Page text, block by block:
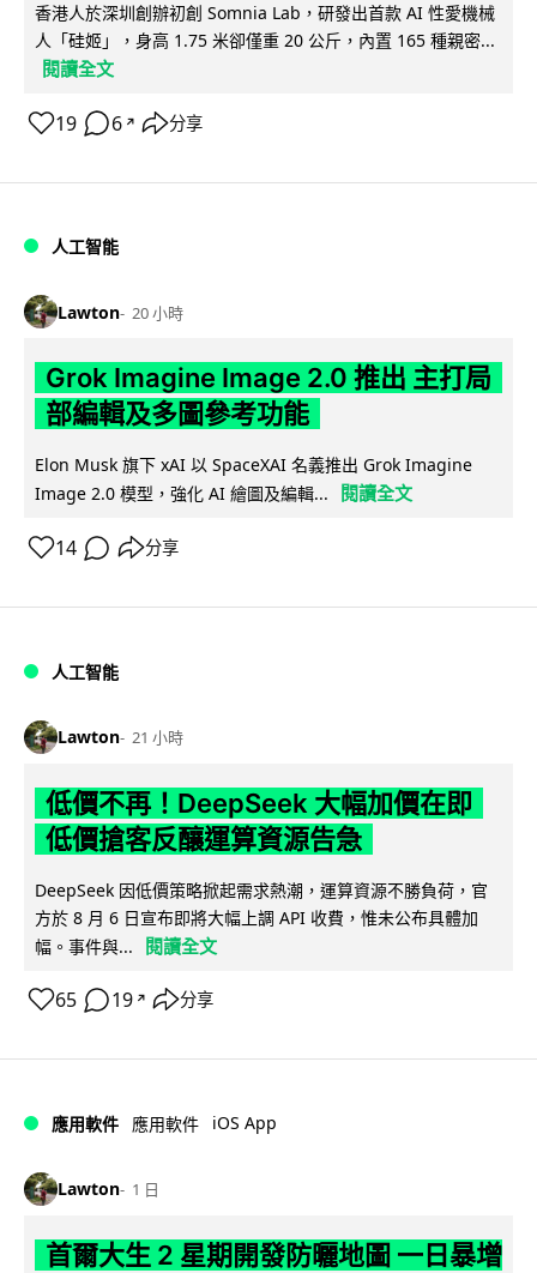
香港人於深圳創辦初創 Somnia Lab，研發出首款 AI 性愛機械
人「硅姬」，身高 1.75 米卻僅重 20 公斤，內置 165 種親密...
閱讀全文
19 6 ↗ 分享
人工智能
Lawton 20 小時
Grok Imagine Image 2.0 推出 主打局
部編輯及多圖參考功能
Elon Musk 旗下 xAI 以 SpaceXAI 名義推出 Grok Imagine
Image 2.0 模型，強化 AI 繪圖及編輯...
閱讀全文
14 分享
人工智能
Lawton 21 小時
低價不再！DeepSeek 大幅加價在即
低價搶客反釀運算資源告急
DeepSeek 因低價策略掀起需求熱潮，運算資源不勝負荷，官
方於 8 月 6 日宣布即將大幅上調 API 收費，惟未公布具體加
幅。事件與...
閱讀全文
65 19 ↗ 分享
應用軟件 應用軟件 iOS App
Lawton 1 日
首爾大生 2 星期開發防曬地圖 一日暴增